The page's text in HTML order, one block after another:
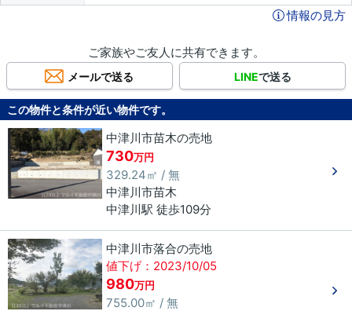
情報の見方
ご家族やご友人に共有できます。
メールで送る LINEで送る
この物件と条件が近い物件です。
中津川市苗木の売地
730万円
329.24㎡ / 無
中津川市苗木
中津川駅 徒歩109分
中津川市落合の売地
値下げ：2023/10/05
980万円
755.00㎡ / 無